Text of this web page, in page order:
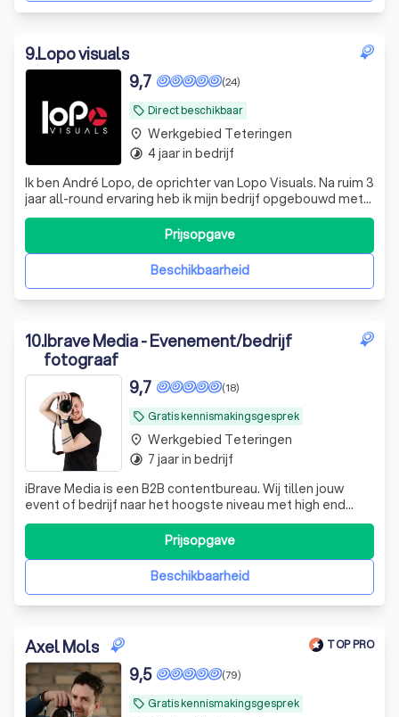
9.Lopo visuals
local_offer Direct beschikbaar
(24)
9,7
Ik ben André Lopo, de oprichter van Lopo Visuals. Na ruim 3
jaar all-round ervaring heb ik mijn bedrijf opgebouwd met
één doel: de beste beelden en storytelling leveren voor
bedrijven die zich willen onderscheiden. Met een focus op
advertenties, evenementen films voor bedrijven en social
media vide
Beschikbaarheid
Prijsopgave
place Werkgebied Teteringen
timelapse 4 jaar in bedrijf
10.Ibrave Media - Evenement/bedrijf
fotograaf
local_offer Gratis kennismakingsgesprek
(18)
9,7
iBrave Media is een B2B contentbureau. Wij tillen jouw
event of bedrijf naar het hoogste niveau met high end
foto & video. Geen gedoe: je krijgt bij ons altijd alle
Beschikbaarheid
Prijsopgave
place Werkgebied Teteringen
timelapse 7 jaar in bedrijf
Axel Mols TOP PRO
local_offer Gratis kennismakingsgesprek
(79)
9,5